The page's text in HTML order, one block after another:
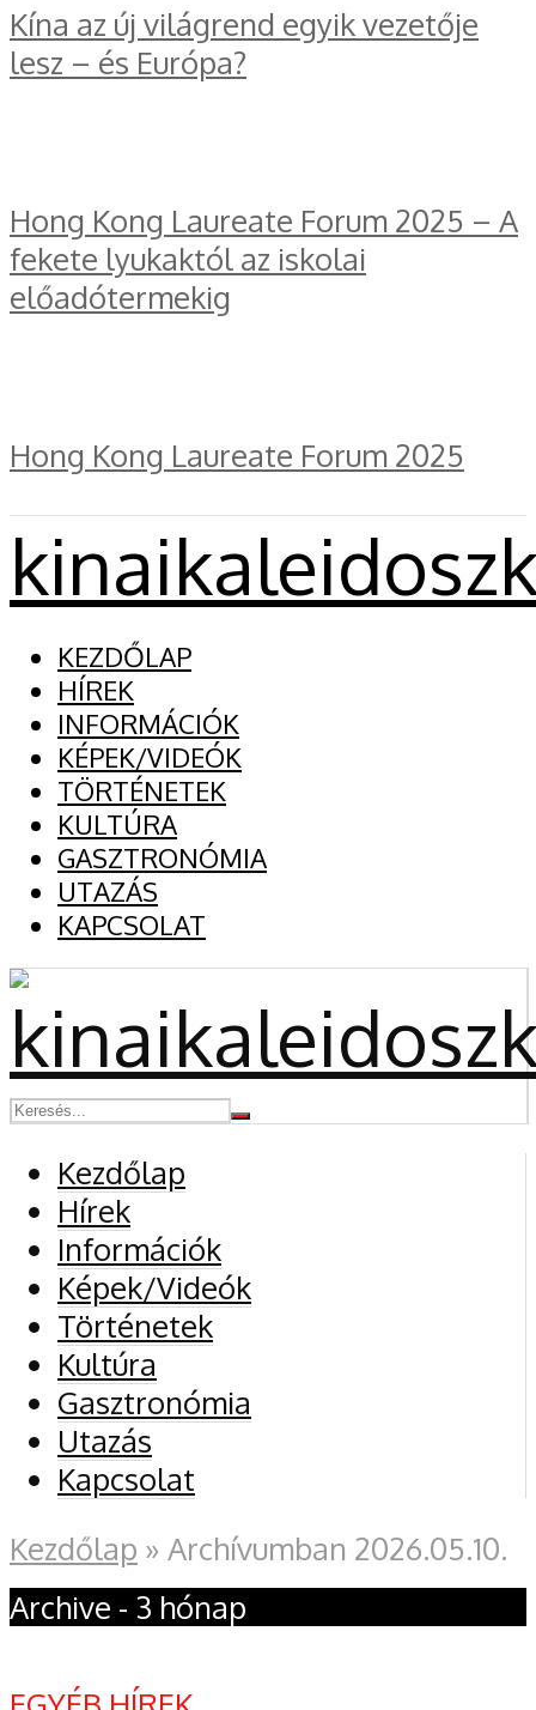
Kína az új világrend egyik vezetője
lesz – és Európa?
Hong Kong Laureate Forum 2025 – A
fekete lyukaktól az iskolai
előadótermekig
Hong Kong Laureate Forum 2025
KEZDŐLAP
HÍREK
INFORMÁCIÓK
KÉPEK/VIDEÓK
TÖRTÉNETEK
KULTÚRA
GASZTRONÓMIA
UTAZÁS
KAPCSOLAT
Kezdőlap
Hírek
Információk
Képek/Videók
Történetek
Kultúra
Gasztronómia
Utazás
Kapcsolat
Kezdőlap » Archívumban 2026.05.10.
Archive - 3 hónap